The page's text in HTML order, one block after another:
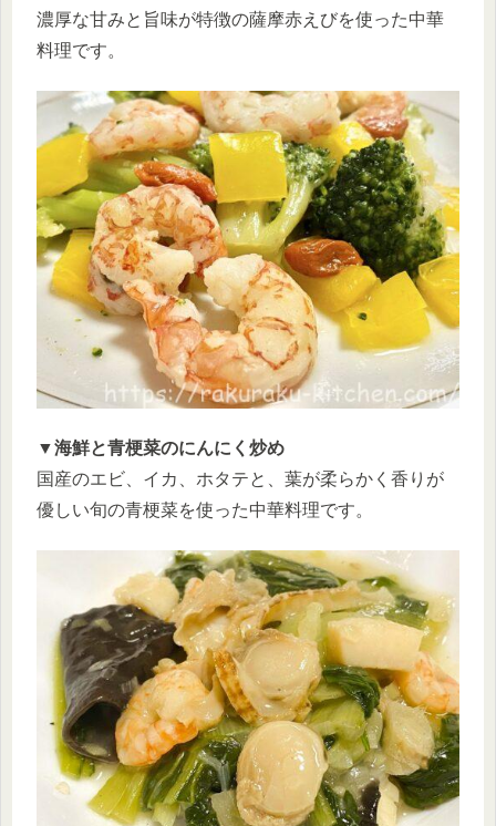
濃厚な甘みと旨味が特徴の薩摩赤えびを使った中華
料理です。
▼海鮮と青梗菜のにんにく炒め
国産のエビ、イカ、ホタテと、葉が柔らかく香りが
優しい旬の青梗菜を使った中華料理です。